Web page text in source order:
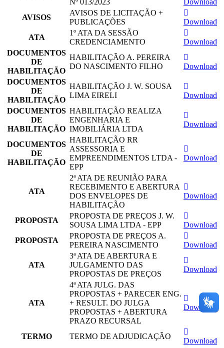
Nº 013/2023
Download
AVISOS
AVISOS DE LICITAÇÃO +
PUBLICAÇÕES
Download
ATA
1º ATA DA SESSÃO
CREDENCIAMENTO
Download
DOCUMENTOS
DE
HABILITAÇÃO
HABILITAÇÃO A. PEREIRA
DO NASCIMENTO FILHO
Download
DOCUMENTOS
DE
HABILITAÇÃO
HABILITAÇÃO J. W. SOUSA
LIMA EIRELI
Download
DOCUMENTOS
DE
HABILITAÇÃO
HABILITAÇÃO REALIZA
ENGENHARIA E
IMOBILIÁRIA LTDA
Download
DOCUMENTOS
DE
HABILITAÇÃO
HABILITAÇÃO RR
ASSESSORIA E
EMPREENDIMENTOS LTDA -
EPP
Download
ATA
2ª ATA DE REUNIÃO PARA
RECEBIMENTO E ABERTURA
DOS ENVELOPES DE
HABILITAÇÃO
Download
PROPOSTA
PROPOSTA DE PREÇOS J. W.
SOUSA LIMA LTDA - EPP
Download
PROPOSTA
PROPOSTA DE PREÇOS A.
PEREIRA NASCIMENTO
Download
ATA
3ª ATA DE ABERTURA E
JULGAMENTO DAS
PROPOSTAS DE PREÇOS
Download
ATA
4ª ATA JULG. DAS
PROPOSTAS + PARECER ENG.
+ RESULT. DO JULGA
PROPOSTAS + ABERTURA
PRAZO RECURSAL
Download
TERMO TERMO DE ADJUDICAÇÃO
Download